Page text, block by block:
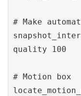
# Make
quality 100
# Motion box